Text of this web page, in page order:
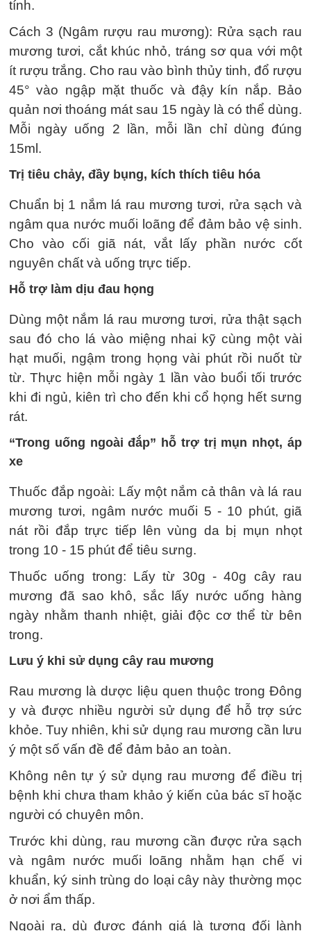
tính.
Cách 3 (Ngâm rượu rau mương): Rửa sạch rau
mương tươi, cắt khúc nhỏ, tráng sơ qua với một
ít rượu trắng. Cho rau vào bình thủy tinh, đổ rượu
45° vào ngập mặt thuốc và đậy kín nắp. Bảo
quản nơi thoáng mát sau 15 ngày là có thể dùng.
Mỗi ngày uống 2 lần, mỗi lần chỉ dùng đúng
15ml.
Trị tiêu chảy, đầy bụng, kích thích tiêu hóa
Chuẩn bị 1 nắm lá rau mương tươi, rửa sạch và
ngâm qua nước muối loãng để đảm bảo vệ sinh.
Cho vào cối giã nát, vắt lấy phần nước cốt
nguyên chất và uống trực tiếp.
Hỗ trợ làm dịu đau họng
Dùng một nắm lá rau mương tươi, rửa thật sạch
sau đó cho lá vào miệng nhai kỹ cùng một vài
hạt muối, ngậm trong họng vài phút rồi nuốt từ
từ. Thực hiện mỗi ngày 1 lần vào buổi tối trước
khi đi ngủ, kiên trì cho đến khi cổ họng hết sưng
rát.
“Trong uống ngoài đắp” hỗ trợ trị mụn nhọt, áp
xe
Thuốc đắp ngoài: Lấy một nắm cả thân và lá rau
mương tươi, ngâm nước muối 5 - 10 phút, giã
nát rồi đắp trực tiếp lên vùng da bị mụn nhọt
trong 10 - 15 phút để tiêu sưng.
Thuốc uống trong: Lấy từ 30g - 40g cây rau
mương đã sao khô, sắc lấy nước uống hàng
ngày nhằm thanh nhiệt, giải độc cơ thể từ bên
trong.
Lưu ý khi sử dụng cây rau mương
Rau mương là dược liệu quen thuộc trong Đông
y và được nhiều người sử dụng để hỗ trợ sức
khỏe. Tuy nhiên, khi sử dụng rau mương cần lưu
ý một số vấn đề để đảm bảo an toàn.
Không nên tự ý sử dụng rau mương để điều trị
bệnh khi chưa tham khảo ý kiến của bác sĩ hoặc
người có chuyên môn.
Trước khi dùng, rau mương cần được rửa sạch
và ngâm nước muối loãng nhằm hạn chế vi
khuẩn, ký sinh trùng do loại cây này thường mọc
ở nơi ẩm thấp.
Ngoài ra, dù được đánh giá là tương đối lành